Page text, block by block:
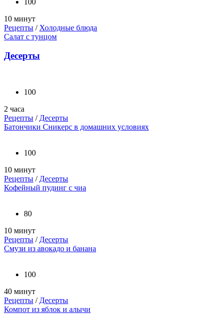
10 минут
Рецепты / Холодные блюда
Салат с тунцом
Десерты
100
2 часа
Рецепты / Десерты
Батончики Сникерс в домашних условиях
100
10 минут
Рецепты / Десерты
Кофейный пудинг с чиа
80
10 минут
Рецепты / Десерты
Смузи из авокадо и банана
100
40 минут
Рецепты / Десерты
Компот из яблок и алычи